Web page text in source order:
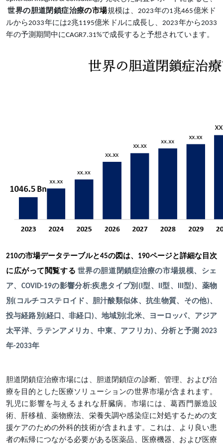
世界の胆道閉鎖症治療の市場規模は、2023年の1兆465億米ド
ルから2033年には2兆1195億米ドルに成長し、2023年から2033
年の予測期間中にCAGR7.31%で成長すると予想されています。
210の市場データテーブルと45の図は、190ページと詳細な目次
に広がって閲覧する 世界の胆道閉鎖症治療の市場規模、シェ
ア、COVID-19の影響分析:疾患タイプ別(I型、II型、III型)、薬物
別(コルチコステロイド、胆汁酸類似体、抗生物質、その他)、
投与経路別(経口、非経口)、地域別(北米、ヨーロッパ、アジア
太平洋、ラテンアメリカ、中東、アフリカ)、分析と予測 2023
年-2033年
胆道閉鎖症治療市場には、胆道閉鎖症の診断、管理、および治
療を目的とした医療ソリューションの世界市場が含まれます。
乳児に影響を与えるまれな肝臓病。市場には、葛西門脈造設
術、肝移植、薬物療法、栄養失調や感染症に対処するための支
援ケアのための外科的技術が含まれます。これは、より良い患
者の転帰につながる必要がある医薬品、医療機器、および医療